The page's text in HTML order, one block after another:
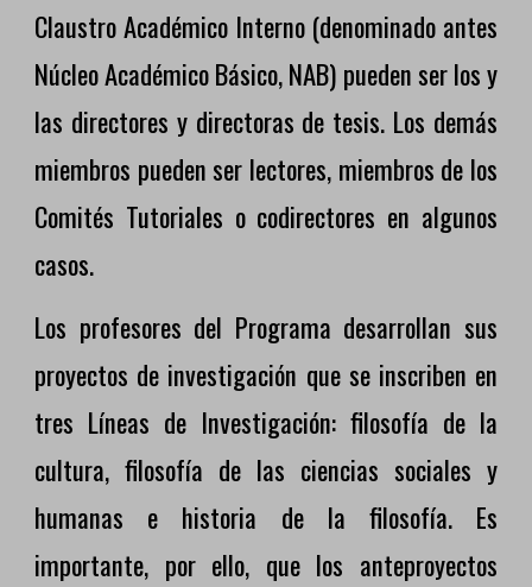
Claustro Académico Interno (denominado antes
Núcleo Académico Básico, NAB) pueden ser los y
las directores y directoras de tesis. Los demás
miembros pueden ser lectores, miembros de los
Comités Tutoriales o codirectores en algunos
casos.
Los profesores del Programa desarrollan sus
proyectos de investigación que se inscriben en
tres Líneas de Investigación: filosofía de la
cultura, filosofía de las ciencias sociales y
humanas e historia de la filosofía. Es
importante, por ello, que los anteproyectos